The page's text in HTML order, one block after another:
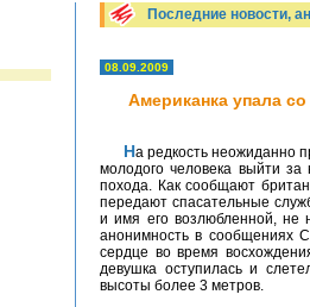
Последние новости,
08.09.2009
Американка упала
На редкость неожиданно прозвучало для жительницы США предложение ее
молодого человека выйти за
похода. Как сообщают
передают спасательные
и имя его возлюбленной, не
анонимность в сообщениях
сердце во время
девушка оступилась и
высоты более 3 метров.